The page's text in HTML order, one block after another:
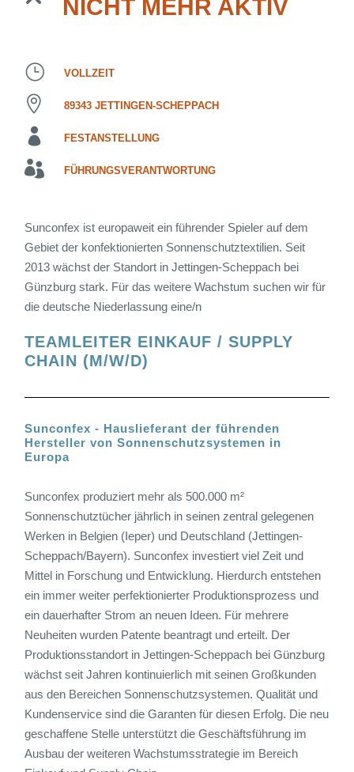
NICHT MEHR AKTIV
VOLLZEIT
89343 JETTINGEN-SCHEPPACH
FESTANSTELLUNG
FÜHRUNGSVERANTWORTUNG
Sunconfex ist europaweit ein führender Spieler auf dem
Gebiet der konfektionierten Sonnenschutztextilien. Seit
2013 wächst der Standort in Jettingen-Scheppach bei
Günzburg stark. Für das weitere Wachstum suchen wir für
die deutsche Niederlassung eine/n
TEAMLEITER EINKAUF / SUPPLY
CHAIN (M/W/D)
Sunconfex - Hauslieferant der führenden
Hersteller von Sonnenschutzsystemen in
Europa
Sunconfex produziert mehr als 500.000 m²
Sonnenschutztücher jährlich in seinen zentral gelegenen
Werken in Belgien (Ieper) und Deutschland (Jettingen-
Scheppach/Bayern). Sunconfex investiert viel Zeit und
Mittel in Forschung und Entwicklung. Hierdurch entstehen
ein immer weiter perfektionierter Produktionsprozess und
ein dauerhafter Strom an neuen Ideen. Für mehrere
Neuheiten wurden Patente beantragt und erteilt. Der
Produktionsstandort in Jettingen-Scheppach bei Günzburg
wächst seit Jahren kontinuierlich mit seinen Großkunden
aus den Bereichen Sonnenschutzsystemen. Qualität und
Kundenservice sind die Garanten für diesen Erfolg. Die neu
geschaffene Stelle unterstützt die Geschäftsführung im
Ausbau der weiteren Wachstumsstrategie im Bereich